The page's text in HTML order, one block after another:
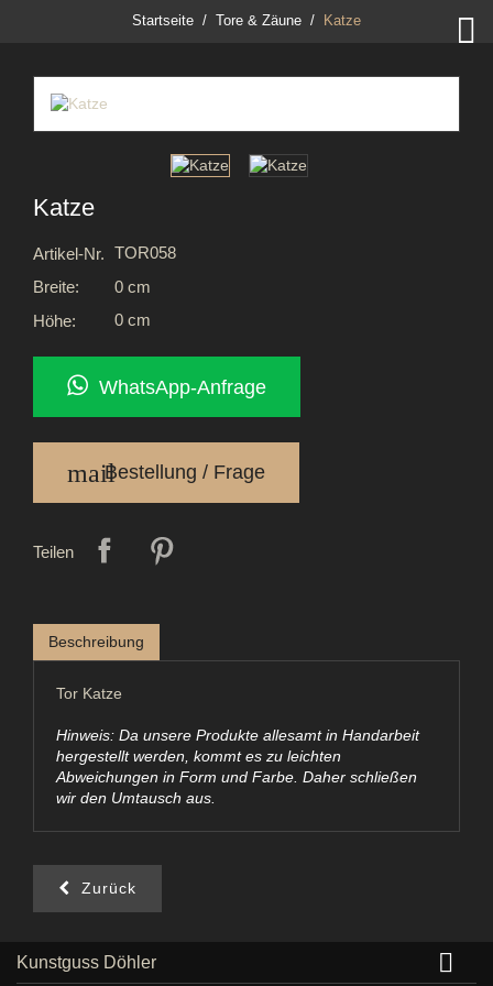

Startseite Tore & Zäune Katze
Katze
Artikel-Nr. TOR058
Breite:
0 cm
Höhe:
0 cm
WhatsApp-Anfrage
mailBestellung / Frage
Teilen
Beschreibung
Tor Katze
Hinweis: Da unsere Produkte allesamt in Handarbeit
hergestellt werden, kommt es zu leichten
Abweichungen in Form und Farbe. Daher schließen
wir den Umtausch aus.
Zurück
Kunstguss Döhler 